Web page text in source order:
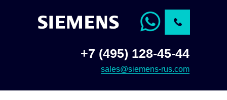
+7 (495) 128-45-44
sales@siemens-rus.com